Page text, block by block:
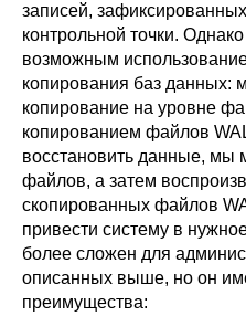
записей,
контрольной точки.
возможным использование
копирования баз данных:
копирование на уровне
копированием файлов
восстановить данные, мы
файлов, а затем
скопированных файлов
привести систему в
более сложен для
описанных выше, но он
преимущества: